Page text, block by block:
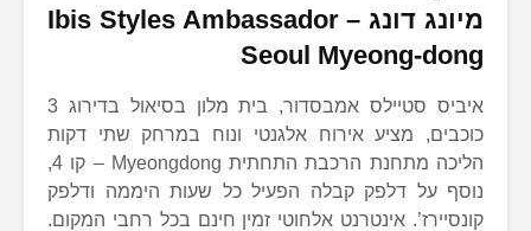
מיונג דונג –
Ibis Styles Ambassador
Seoul Myeong-dong
איביס סטיילס אמבסדור, בית מלון בסיאול בדירוג 3
כוכבים, מציע אירוח אלגנטי ונוח במרחק שתי דקות
הליכה מתחנת הרכבת התחתית Myeongdong – קו 4,
נוסף על דלפק קבלה הפעיל כל שעות היממה ודלפק
קונסיירז’. אינטרנט אלחוטי זמין חינם בכל רחבי המקום.